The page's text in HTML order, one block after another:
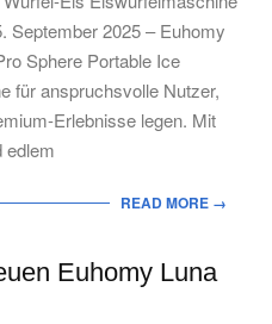
September 2025 – Euhomy
Sphere Portable Ice
für anspruchsvolle Nutzer,
Erlebnisse legen. Mit
edlem
READ MORE →
Euhomy Luna